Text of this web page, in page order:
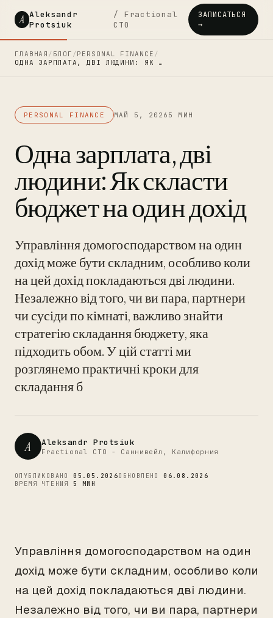
A Aleksandr
Protsiuk
/ Fractional
CTO
ЗАПИСАТЬСЯ
→
ГЛАВНАЯ / БЛОГ /PERSONAL FINANCE /
ОДНА ЗАРПЛАТА, ДВІ ЛЮДИНИ: ЯК …
PERSONAL FINANCE МАЙ 5, 2026 5 МИН
Одна зарплата, дві
людини: Як скласти
бюджет на один дохід
Управління домогосподарством на один
дохід може бути складним, особливо коли
на цей дохід покладаються дві людини.
Незалежно від того, чи ви пара, партнери
чи сусіди по кімнаті, важливо знайти
стратегію складання бюджету, яка
підходить обом. У цій статті ми
розглянемо практичні кроки для
складання б
A Aleksandr Protsiuk
Fractional CTO - Саннивейл, Калифорния
ОПУБЛИКОВАНО05.05.2026ОБНОВЛЕНО06.08.2026
ВРЕМЯ ЧТЕНИЯ5 МИН
Управління домогосподарством на один
дохід може бути складним, особливо коли
на цей дохід покладаються дві людини.
Незалежно від того, чи ви пара, партнери